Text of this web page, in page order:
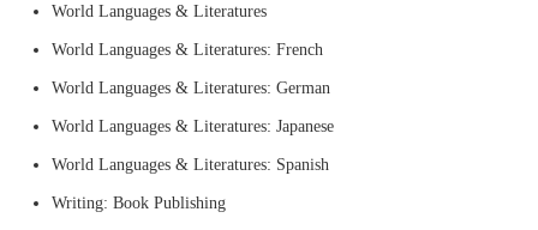
World Languages & Literatures
World Languages & Literatures: French
World Languages & Literatures: German
World Languages & Literatures: Japanese
World Languages & Literatures: Spanish
Writing: Book Publishing